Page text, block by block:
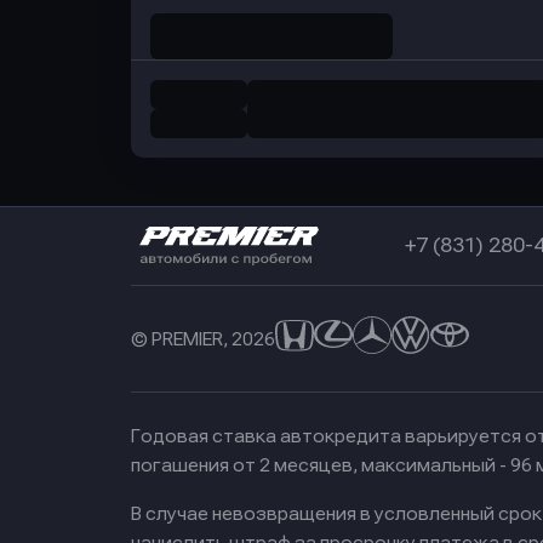
+7 (831) 280-
© PREMIER, 2026
Годовая ставка автокредита варьируется
погашения от 2 месяцев, максимальный - 96
В случае невозвращения в условленный